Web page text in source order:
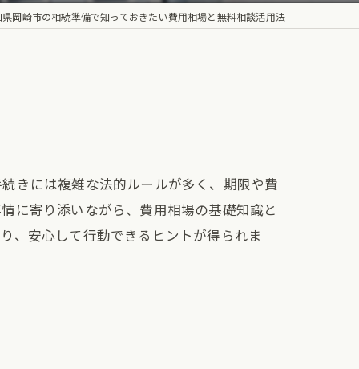
県岡崎市の相続準備で知っておきたい費用相場と無料相談活用法
きには複雑な法的ルールが多く、期限や費
に寄り添いながら、費用相場の基礎知識と
、安心して行動できるヒントが得られま